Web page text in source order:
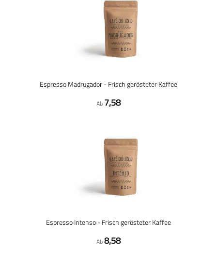
Espresso Madrugador - Frisch gerösteter Kaffee
Ab 7,58
Espresso Intenso - Frisch gerösteter Kaffee
Ab8,58